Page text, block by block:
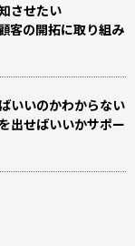
させたい
客の開拓に取り組み
いいのかわからない
出せばいいかサポー